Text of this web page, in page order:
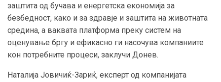
заштита од бучава и енергетска економија за
безбедност, како и за здравје и заштита на животната
средина, а ваквата платформа преку систем на
оценување бргу и ефикасно ги насочува компаниите
кон потребните процеси, заклучи Донев.
Наталија Јовичиќ-Зариќ, експерт од компанијата